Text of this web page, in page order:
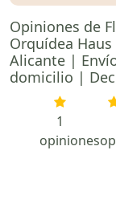
Opiniones de
Orquídea
Alicante |
domicilio |
1
opiniones